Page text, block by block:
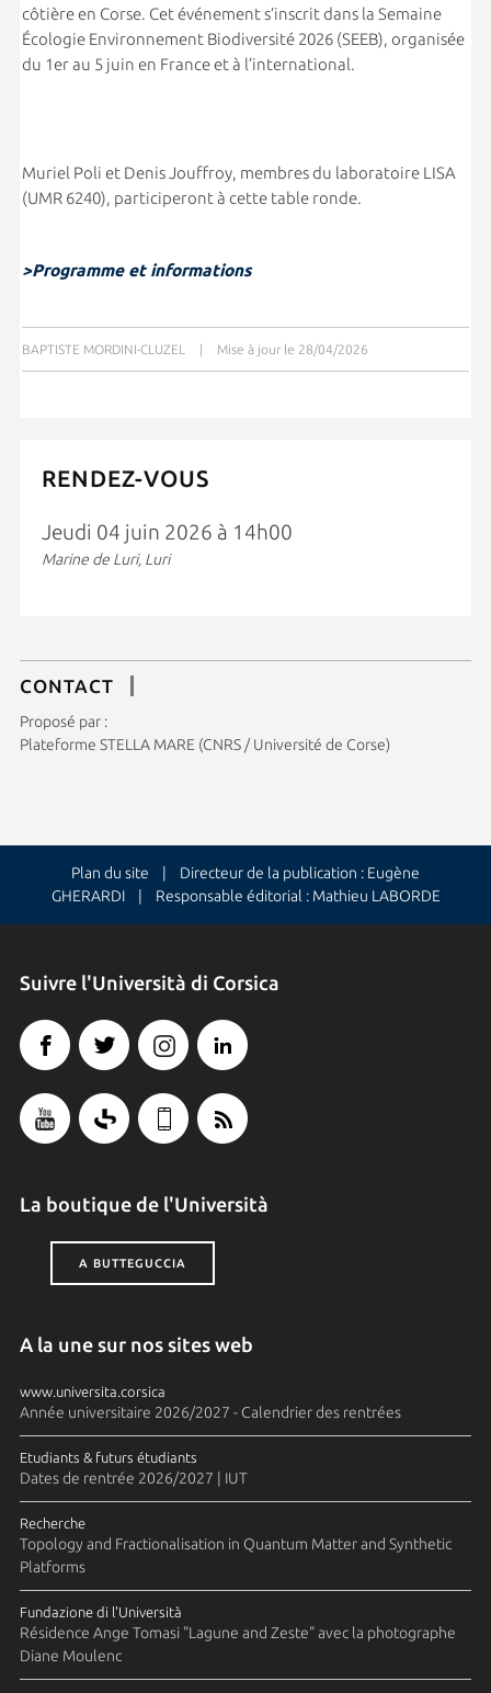
côtière en Corse. Cet événement s’inscrit dans la Semaine
Écologie Environnement Biodiversité 2026 (SEEB), organisée
du 1er au 5 juin en France et à l’international.
Muriel Poli et Denis Jouffroy, membres du laboratoire LISA
(UMR 6240), participeront à cette table ronde.
>Programme et informations
BAPTISTE MORDINI-CLUZEL Mise à jour le 28/04/2026
RENDEZ-VOUS
Jeudi 04 juin 2026 à 14h00
Marine de Luri, Luri
CONTACT
Proposé par :
Plateforme STELLA MARE (CNRS / Université de Corse)
Plan du site | Directeur de la publication : Eugène
GHERARDI | Responsable éditorial : Mathieu LABORDE
Suivre l'Università di Corsica
La boutique de l'Università
A BUTTEGUCCIA
A la une sur nos sites web
www.universita.corsica
Année universitaire 2026/2027 - Calendrier des rentrées
Etudiants & futurs étudiants
Dates de rentrée 2026/2027 | IUT
Recherche
Topology and Fractionalisation in Quantum Matter and Synthetic
Platforms
Fundazione di l'Università
Résidence Ange Tomasi "Lagune and Zeste" avec la photographe
Diane Moulenc